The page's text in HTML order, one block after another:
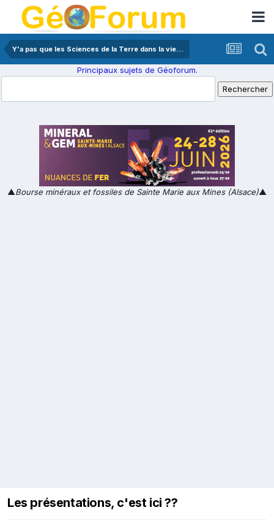
Y'a pas que les Sciences de la Terre dans la vie...
Principaux sujets de Géoforum.
▲Bourse minéraux et fossiles de Sainte Marie aux Mines (Alsace)▲
Les présentations, c'est ici ??